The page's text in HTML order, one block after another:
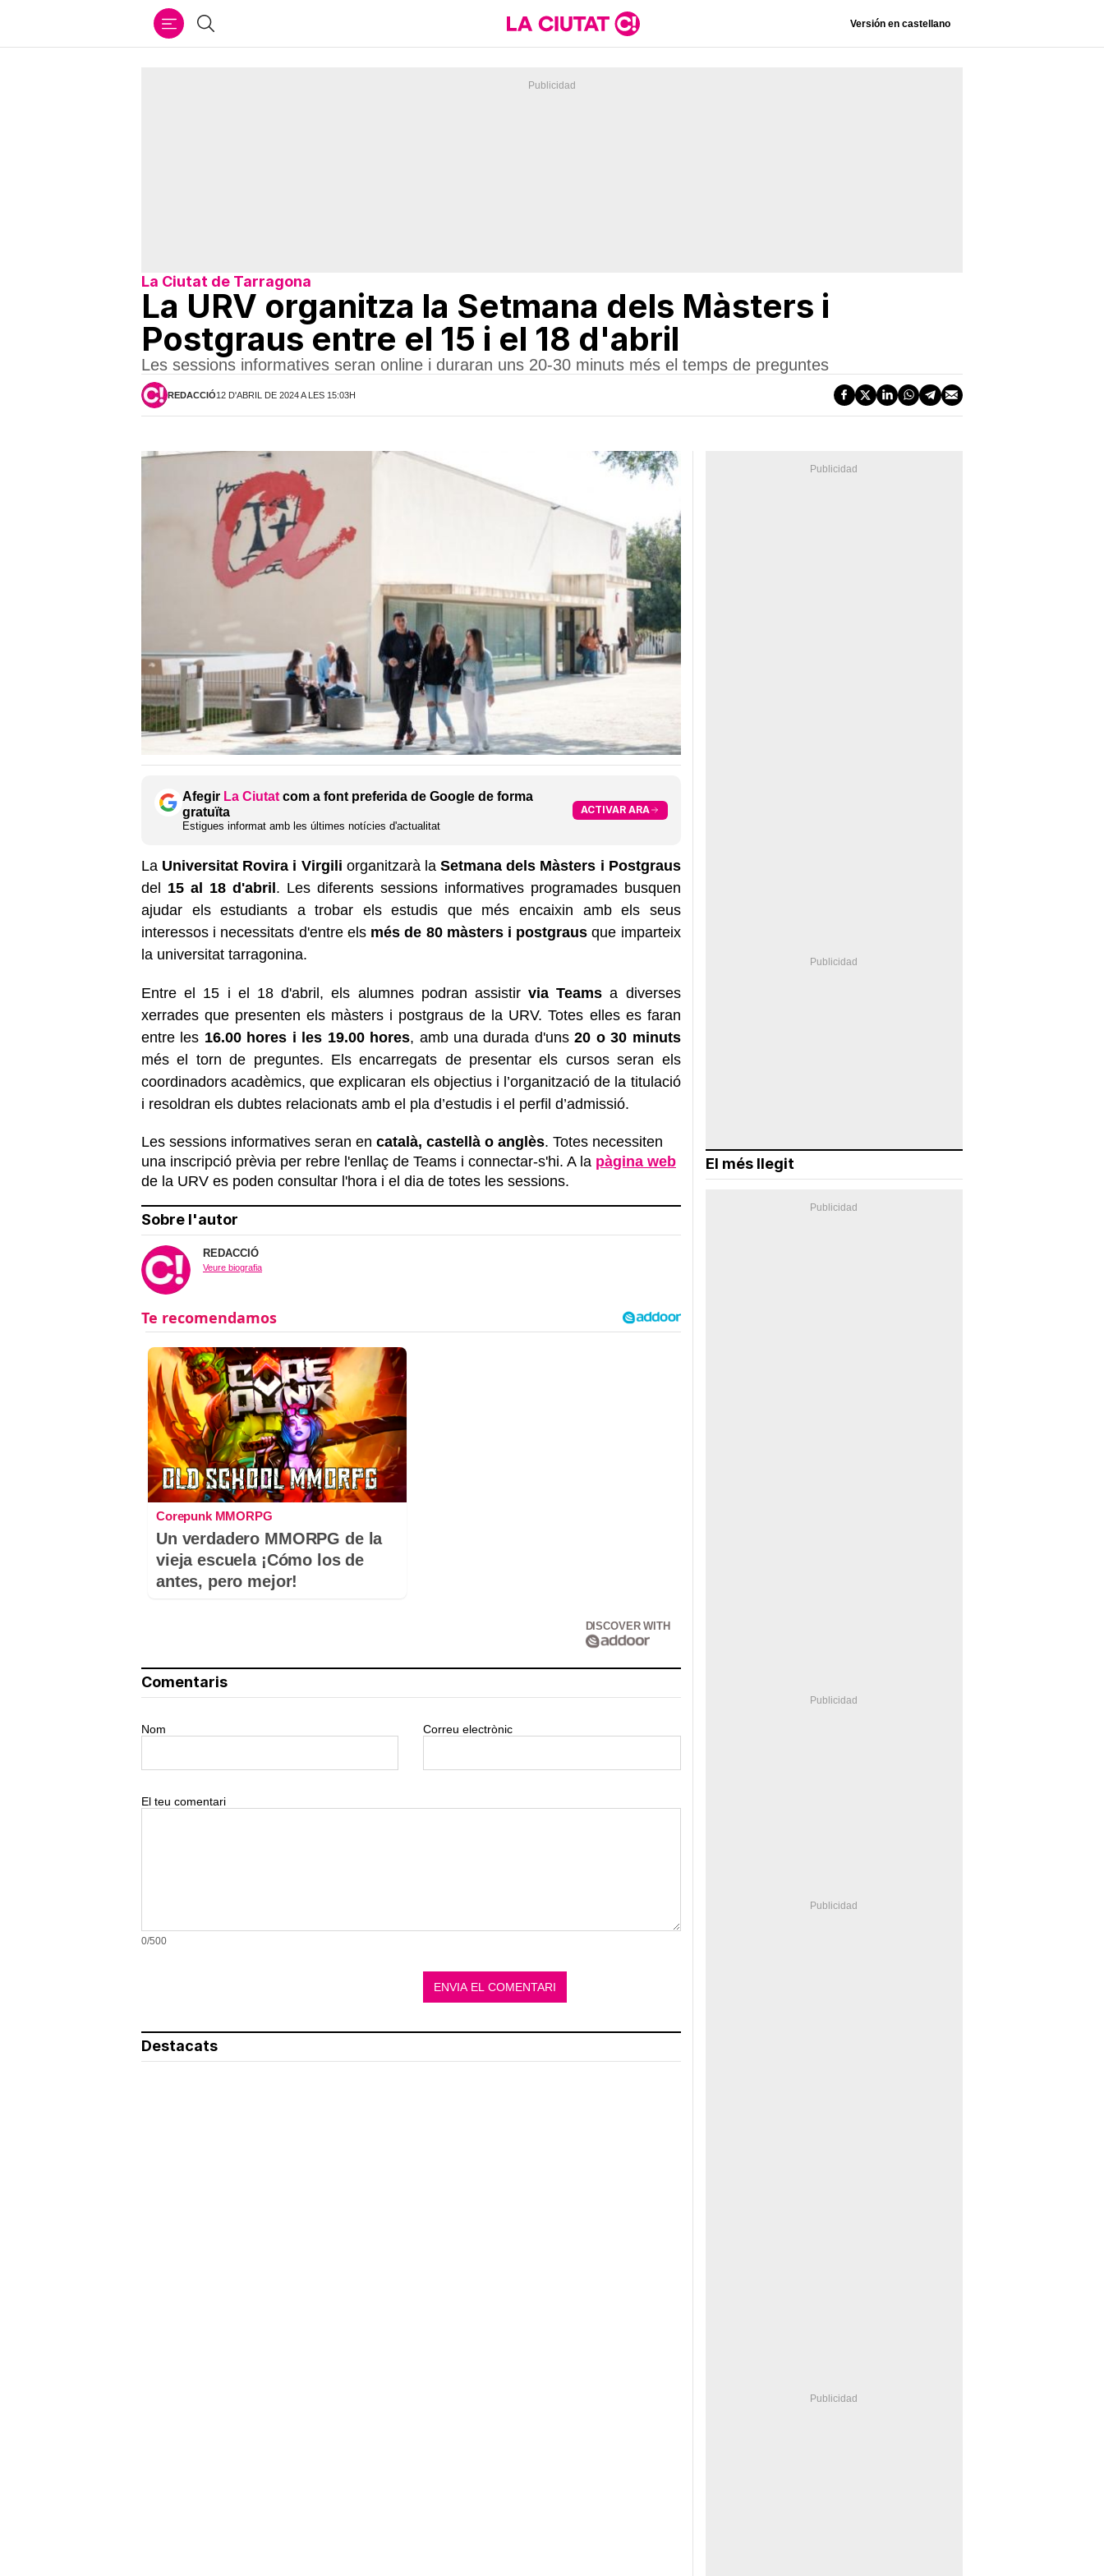
Cercar Versión en castellano
La Ciutat de Tarragona
La URV organitza la Setmana dels Màsters i
Postgraus entre el 15 i el 18 d'abril
Les sessions informatives seran online i duraran uns 20-30 minuts més el temps de preguntes
REDACCIÓ12 D'ABRIL DE 2024 A LES 15:03H
Afegir La Ciutat com a font preferida de Google de forma
gratuïta
Estigues informat amb les últimes notícies d'actualitat
ACTIVAR ARA
La Universitat Rovira i Virgili organitzarà laSetmana dels Màsters i Postgraus
del 15 al 18 d'abril. Les diferents sessions informatives programades busquen
ajudar els estudiants a trobar els estudis que més encaixin amb els seus
interessos i necessitats d'entre els més de 80 màsters i postgraus que imparteix
la universitat tarragonina.
Entre el 15 i el 18 d'abril, els alumnes podran assistirvia Teams a diverses
xerrades que presenten els màsters i postgraus de la URV. Totes elles es faran
entre les 16.00 hores i les 19.00 hores, amb una durada d'uns20 o 30 minuts
més el torn de preguntes. Els encarregats de presentar els cursos seran els
coordinadors acadèmics, que explicaran els objectius i l’organització de la titulació
i resoldran els dubtes relacionats amb el pla d’estudis i el perfil d’admissió.
Les sessions informatives seran en català, castellà o anglès. Totes necessiten
una inscripció prèvia per rebre l'enllaç de Teams i connectar-s'hi. A la pàgina web
de la URV es poden consultar l'hora i el dia de totes les sessions.
Sobre l'autor
REDACCIÓ
Veure biografia
Corepunk MMORPG
Un verdadero MMORPG de la
vieja escuela ¡Cómo los de
antes, pero mejor!
DISCOVER WITH
Comentaris
Nom Correu electrònic
El teu comentari
0/500
Destacats
El més llegit